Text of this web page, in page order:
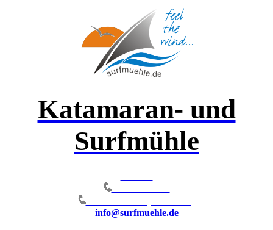
Katamaran- und
Surfmühle
0172-6599311
info@surfmuehle.de